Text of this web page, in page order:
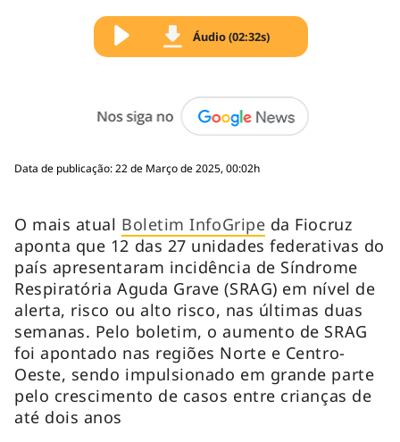
Áudio (02:32s)
Data de publicação: 22 de Março de 2025, 00:02h
O mais atual Boletim InfoGripe da Fiocruz
aponta que 12 das 27 unidades federativas do
país apresentaram incidência de Síndrome
Respiratória Aguda Grave (SRAG) em nível de
alerta, risco ou alto risco, nas últimas duas
semanas. Pelo boletim, o aumento de SRAG
foi apontado nas regiões Norte e Centro-
Oeste, sendo impulsionado em grande parte
pelo crescimento de casos entre crianças de
até dois anos